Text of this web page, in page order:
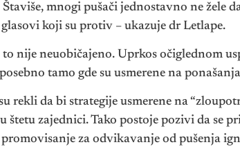
Štaviše, mnogi pušači jednostavno ne žele
koji su protiv – ukazuje dr Letlape.
to nije neuobičajeno. Uprkos očiglednom
tamo gde su usmerene na
rekli da bi strategije usmerene na
štetu zajednici. Tako postoje pozivi da se
za odvikavanje od pušenja